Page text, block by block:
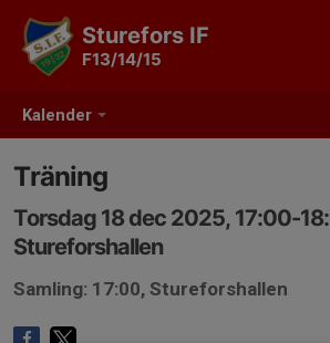
Kalender
Sturefors IF
F13/14/15
Träning
Torsdag 18 dec 2025, 17:00-
Stureforshallen
Samling: 17:00, Stureforshallen